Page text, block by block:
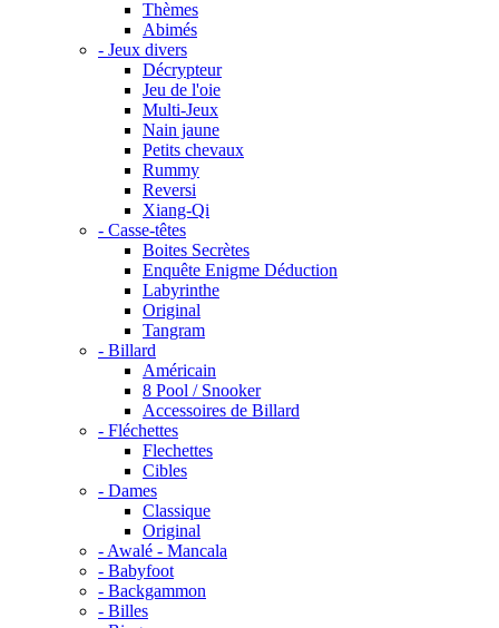
Thèmes
Abimés
- Jeux divers
Décrypteur
Jeu de l'oie
Multi-Jeux
Nain jaune
Petits chevaux
Rummy
Reversi
Xiang-Qi
- Casse-têtes
Boites Secrètes
Enquête Enigme Déduction
Labyrinthe
Original
Tangram
- Billard
Américain
8 Pool / Snooker
Accessoires de Billard
- Fléchettes
Flechettes
Cibles
- Dames
Classique
Original
- Awalé - Mancala
- Babyfoot
- Backgammon
- Billes